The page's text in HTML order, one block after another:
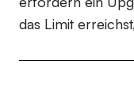
das Limit